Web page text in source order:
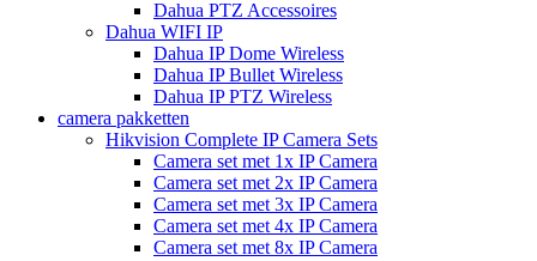
Dahua PTZ Accessoires
Dahua WIFI IP
Dahua IP Dome Wireless
Dahua IP Bullet Wireless
Dahua IP PTZ Wireless
camera pakketten
Hikvision Complete IP Camera Sets
Camera set met 1x IP Camera
Camera set met 2x IP Camera
Camera set met 3x IP Camera
Camera set met 4x IP Camera
Camera set met 8x IP Camera